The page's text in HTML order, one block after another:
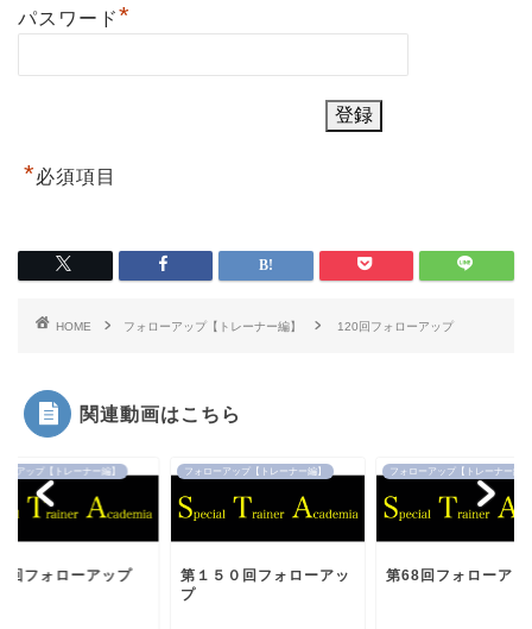
パスワード*
*必須項目
HOME フォローアップ【トレーナー編】 120回フォローアップ
関連動画はこちら
ーアップ【トレーナー編】
回フォローアップ
フォローアップ【トレーナー編】
第１５０回フォローアッ
プ
フォローアップ【トレーナー編】
第68回フォローアッ